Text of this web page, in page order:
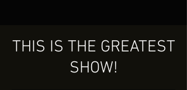
THIS IS THE GREATEST
SHOW!